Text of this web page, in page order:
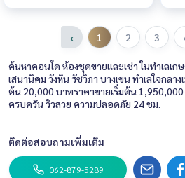
‹ 1 2 3
ค้นหาคอนโด ห้องชุดขายและเช่า ในทำเลเก
เสนานิคม วังหิน รัชวิภา บางเขน ทำเลใจกลาง
ต้น 20,000 บาทราคาขายเริ่มต้น
ครบครัน วิวสวย ความปลอดภัย 24 ชม.
ติดต่อสอบถามเพิ่มเติม
062-879-5289